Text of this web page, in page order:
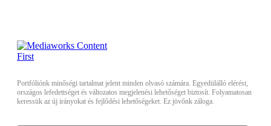
Portfóliónk minőségi tartalmat jelent minden olvasó számára. Egyedülálló elérést,
országos lefedettséget és változatos megjelenési lehetőséget biztosít. Folyamatosan
keressük az új irányokat és fejlődési lehetőségeket. Ez jövőnk záloga.